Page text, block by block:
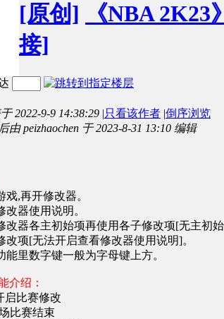
[原创] 《NBA
接]
2022-9-9 14:38:29 | 只看该作者 |倒序浏览
由 peizhaochen 于 2023-8-31 13:10 编辑
戏,再开修改器。
改器使用说明。
改器各主初始项再使用各子修改项[无主初
改项[无法开启查看修改器使用说明]。
能里数字键一般为字母键上方。
介绍：
启比赛修改
比赛结束